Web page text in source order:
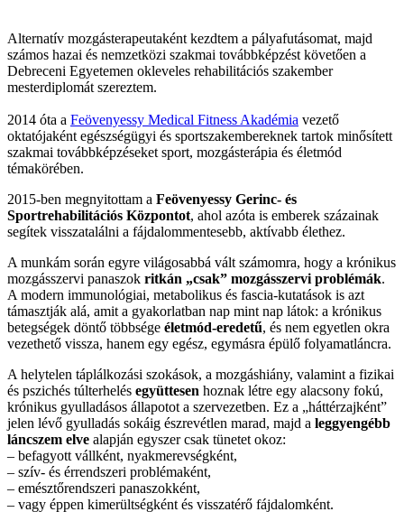
Alternatív mozgásterapeutaként kezdtem a pályafutásomat, majd
számos hazai és nemzetközi szakmai továbbképzést követően a
Debreceni Egyetemen okleveles rehabilitációs szakember
mesterdiplomát szereztem.
2014 óta a Feövenyessy Medical Fitness Akadémia vezető
oktatójaként egészségügyi és sportszakembereknek tartok minősített
szakmai továbbképzéseket sport, mozgásterápia és életmód
témakörében.
2015-ben megnyitottam a Feövenyessy Gerinc- és
Sportrehabilitációs Központot, ahol azóta is emberek százainak
segítek visszatalálni a fájdalommentesebb, aktívabb élethez.
A munkám során egyre világosabbá vált számomra, hogy a krónikus
mozgásszervi panaszok ritkán „csak” mozgásszervi problémák.
A modern immunológiai, metabolikus és fascia-kutatások is azt
támasztják alá, amit a gyakorlatban nap mint nap látok: a krónikus
betegségek döntő többsége életmód-eredetű, és nem egyetlen okra
vezethető vissza, hanem egy egész, egymásra épülő folyamatláncra.
A helytelen táplálkozási szokások, a mozgáshiány, valamint a fizikai
és pszichés túlterhelés együttesen hoznak létre egy alacsony fokú,
krónikus gyulladásos állapotot a szervezetben. Ez a „háttérzajként”
jelen lévő gyulladás sokáig észrevétlen marad, majd a leggyengébb
láncszem elve alapján egyszer csak tünetet okoz:
– befagyott vállként, nyakmerevségként,
– szív- és érrendszeri problémaként,
– emésztőrendszeri panaszokként,
– vagy éppen kimerültségként és visszatérő fájdalomként.